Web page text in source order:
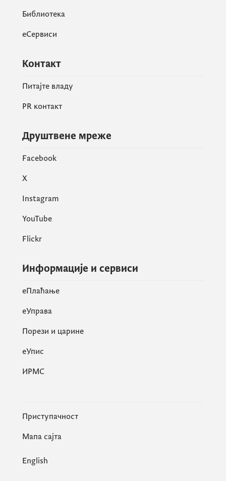
Библиотека
еСервиси
Контакт
Питајте владу
PR контакт
Друштвене мреже
Facebook
X
Instagram
YouTube
Flickr
Информације и сервиси
eПлаћање
еУправа
Порези и царине
eУпис
ИРМС
Приступачност
Мапа сајта
English